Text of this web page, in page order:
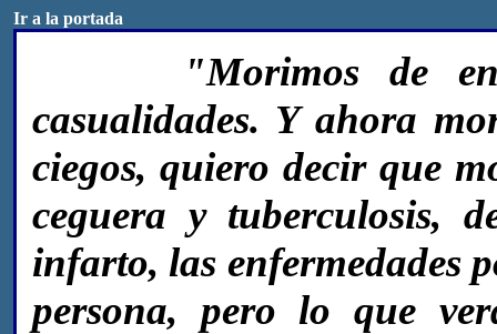
Ir a la portada
"Morimos de
casualidades. Y ahora
ciegos, quiero decir que
ceguera y tuberculosis,
infarto, las enfermedades
persona, pero lo que